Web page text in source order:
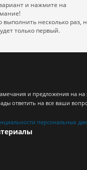
и нажмите на
выполнить несколько раз,
только первый.
и предложения на на
ответить на все ваши
персональных